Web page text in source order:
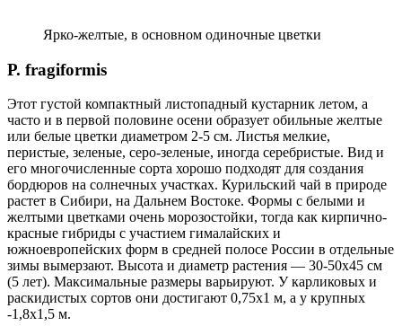
Ярко-желтые, в основном одиночные цветки
P. fragiformis
Этот густой компак­тный листопадный кустарник летом, а
часто и в первой половине осени об­разует обильные желтые
или белые цветки диаметром 2-5 см. Листья мел­кие,
перистые, зеленые, серо-зеленые, иногда серебристые. Вид и
его много­численные сорта хорошо подходят для создания
бордюров на солнечных участках. Курильский чай в природе
растет в Сибири, на Дальнем Востоке. Формы с белыми и
желтыми цветками очень морозостойки, тогда как кирпично-
красные гибриды с участием гима­лайских и
южноевропейских форм в средней полосе России в отдельные
зимы вымерзают. Высота и диаметр растения — 30-50х45 см
(5 лет). Максимальные размеры варьируют. У карликовых и
раскидистых сортов они достигают 0,75х1 м, а у крупных
-1,8х1,5 м.